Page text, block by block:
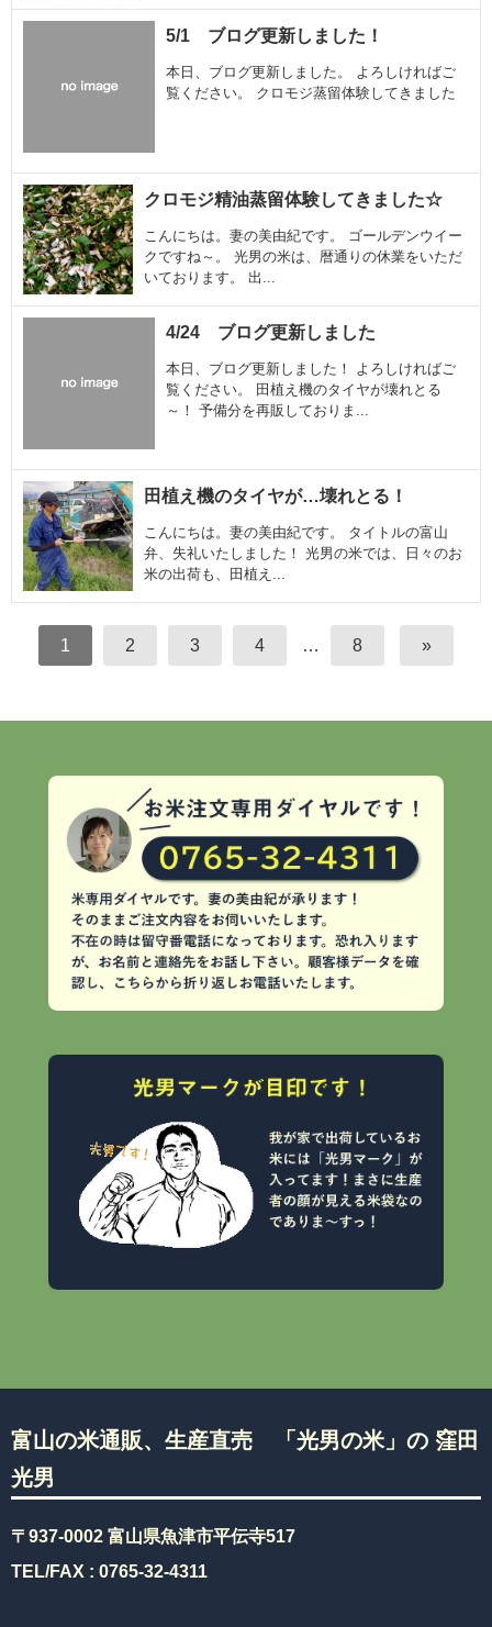
5/1 ブログ更新しました！
本日、ブログ更新しました。 よろしければご
覧ください。 クロモジ蒸留体験してきました
クロモジ精油蒸留体験してきました☆
こんにちは。妻の美由紀です。 ゴールデンウイー
クですね～。 光男の米は、暦通りの休業をいただ
いております。 出...
4/24 ブログ更新しました
本日、ブログ更新しました！ よろしければご
覧ください。 田植え機のタイヤが壊れとる
～！ 予備分を再販しておりま...
田植え機のタイヤが…壊れとる！
こんにちは。妻の美由紀です。 タイトルの富山
弁、失礼いたしました！ 光男の米では、日々のお
米の出荷も、田植え...
1 2 3 4 … 8 »
富山の米通販、生産直売 「光男の米」の 窪田
光男
〒937-0002 富山県魚津市平伝寺517
TEL/FAX : 0765-32-4311